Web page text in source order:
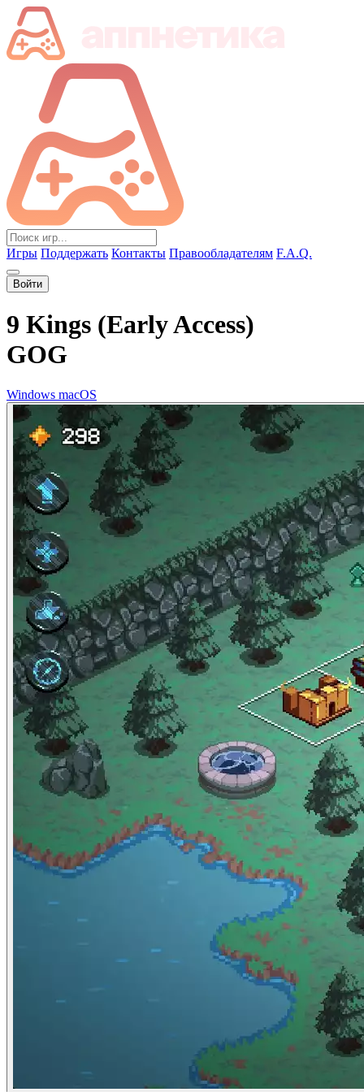
Игры Поддержать Контакты Правообладателям F.A.Q.
Войти
9 Kings (Early Access)
GOG
Windows macOS